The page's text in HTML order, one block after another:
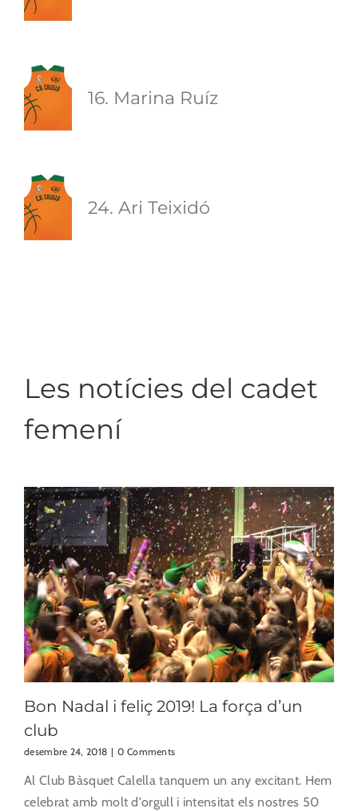
16. Marina Ruíz
24. Ari Teixidó
Les notícies del cadet
femení
Bon Nadal i feliç 2019! La força d’un
club
desembre 24, 2018 | 0 Comments
Al Club Bàsquet Calella tanquem un any excitant. Hem
celebrat amb molt d'orgull i intensitat els nostres 50